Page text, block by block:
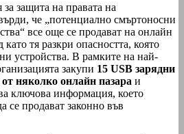
защита на правата на
че „потенциално смъртоносни
все още се продават на онлайн
тя разкри опасността, която
устройства. В рамките на най-
закупи 15 USB зарядни
няколко онлайн пазара и
ключова информация, което
се продават законно във